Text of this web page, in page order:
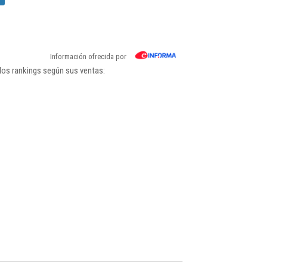
Información ofrecida por
rankings según sus ventas: